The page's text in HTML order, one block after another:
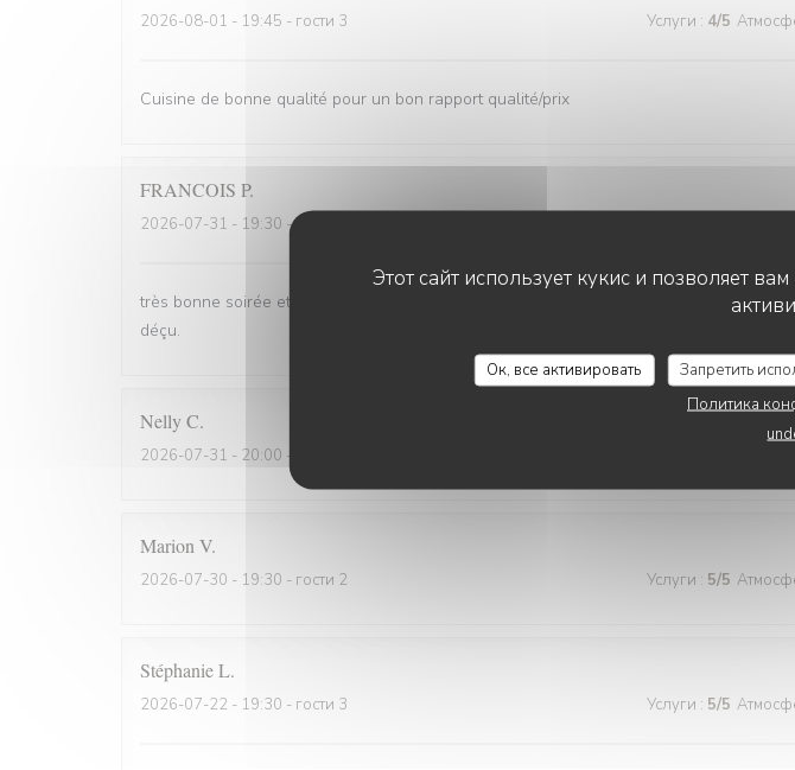
Этот сайт использует кукис и позволяет
Ок, все активировать Запретить
Политика
2026-08-01 - 19:45 - гости 3 Услуги : 4/5
Cuisine de bonne qualité pour un bon rapport qualité/prix
FRANCOIS P
2026-07-31 - 19:30 - гости 2
très bonne soirée et très bon dîner, comme d'habitude. Serveuse et serveur très
déçu.
NellyC
2026-07-31 - 20:00 - гости 2
Marion V
2026-07-30 - 19:30 - гости 2 Услуги : 5/5
StéphanieL
2026-07-22 - 19:30 - гости 3 Услуги : 5/5